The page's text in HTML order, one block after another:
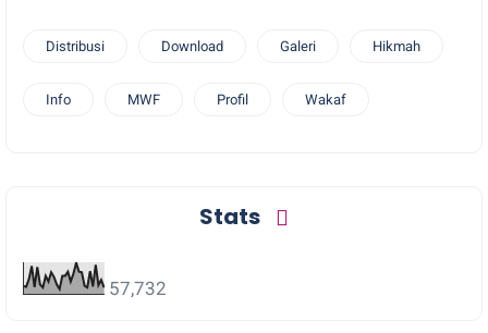
Distribusi Download Galeri Hikmah
Info MWF Profil Wakaf
Stats
57,732